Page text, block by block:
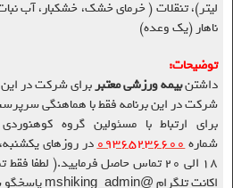
لیتر)، تنقلات ( خرمای خشک، خشکبار، آب
ناهار (یک وعده)
توضیحات:
داشتنبیمه ورزشی معتبربرای شرکت در این
شرکت در این برنامه فقط با هماهنگی
برای ارتباط با مسئولین گروه
شماره۰۹۳۶۵۲۳۶۶۰۰در روزهای
۱۸ الی ۲۰ تماس حاصل فرمایید.(
اکانت تلگرام @mshiking_admin پاسخگو شما خواهیم بود.